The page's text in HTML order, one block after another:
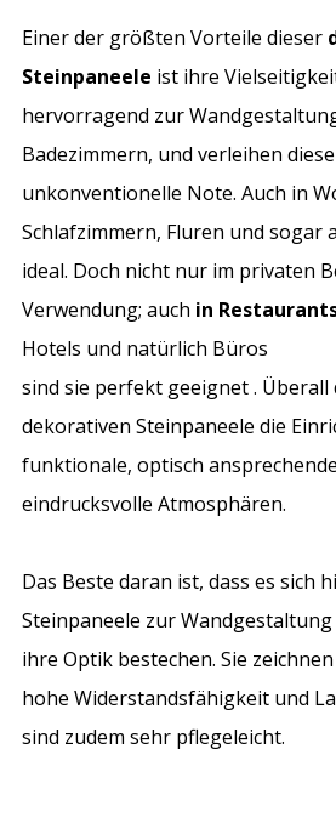
Einer der größten Vorteile dieser
Steinpaneele ist ihre
hervorragend zur
Badezimmern, und verleihen
unkonventionelle Note. Auch in
Schlafzimmern, Fluren und sogar
ideal. Doch nicht nur im privaten
Verwendung; auch in
Hotels und natürlich Büros
sind sie perfekt geeignet .
dekorativen Steinpaneele die
funktionale, optisch
eindrucksvolle Atmosphären.
Das Beste daran ist, dass es sich
Steinpaneele zur Wandgestaltung
ihre Optik bestechen. Sie
hohe Widerstandsfähigkeit und
sind zudem sehr pflegeleicht.